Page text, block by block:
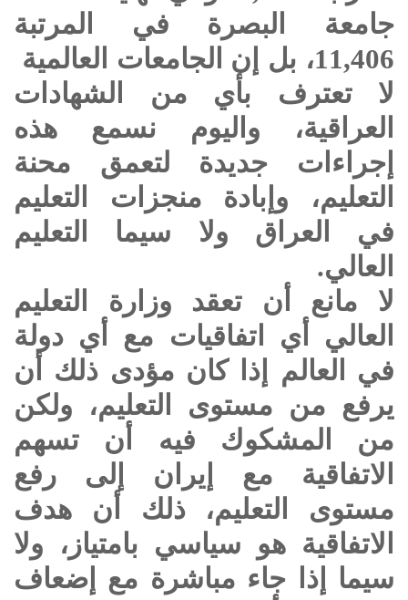
جامعة البصرة في المرتبة
11,406، بل إن الجامعات العالمية
لا تعترف بأي من الشهادات
العراقية، واليوم نسمع هذه
إجراءات جديدة لتعمق محنة
التعليم، وإبادة منجزات التعليم
في العراق ولا سيما التعليم
العالي.
لا مانع أن تعقد وزارة التعليم
العالي أي اتفاقيات مع أي دولة
في العالم إذا كان مؤدى ذلك أن
يرفع من مستوى التعليم، ولكن
من المشكوك فيه أن تسهم
الاتفاقية مع إيران إلى رفع
مستوى التعليم، ذلك أن هدف
الاتفاقية هو سياسي بامتياز، ولا
سيما إذا جاء مباشرة مع إضعاف